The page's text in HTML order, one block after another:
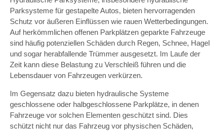
Parksysteme für gestapelte Autos, bieten hervorragenden
Schutz vor äußeren Einflüssen wie rauen Wetterbedingungen.
Auf herkömmlichen offenen Parkplätzen geparkte Fahrzeuge
sind häufig potenziellen Schäden durch Regen, Schnee, Hagel
und sogar herabfallende Trümmer ausgesetzt. Im Laufe der
Zeit kann diese Belastung zu Verschleiß führen und die
Lebensdauer von Fahrzeugen verkürzen.
Im Gegensatz dazu bieten hydraulische Systeme
geschlossene oder halbgeschlossene Parkplätze, in denen
Fahrzeuge vor solchen Elementen geschützt sind. Dies
schützt nicht nur das Fahrzeug vor physischen Schäden,